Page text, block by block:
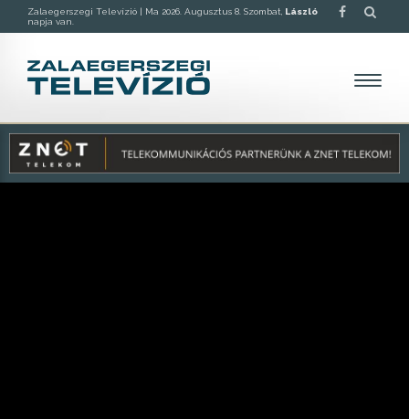
Zalaegerszegi Televízió | Ma 2026. Augusztus 8. Szombat, László
napja van.